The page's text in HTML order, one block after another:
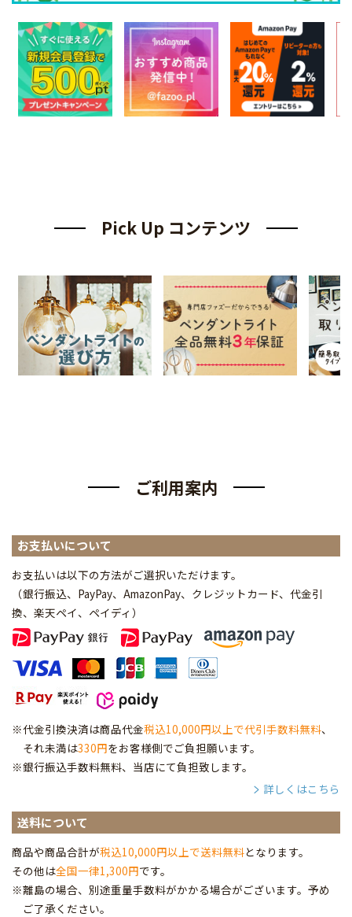
Pick Up コンテンツ
ご利用案内
お支払いについて
お支払いは以下の方法がご選択いただけます。
（銀行振込、PayPay、AmazonPay、クレジットカード、代金引
換、楽天ペイ、ペイディ ）
※代金引換決済は商品代金税込10,000円以上で代引手数料無料、
それ未満は330円をお客様側でご負担願います。
※銀行振込手数料無料、当店にて負担致します。
詳しくはこちら
送料について
商品や商品合計が税込10,000円以上で送料無料となります。
その他は全国一律1,300円です。
※離島の場合、別途重量手数料がかかる場合がございます。予め
ご了承ください。